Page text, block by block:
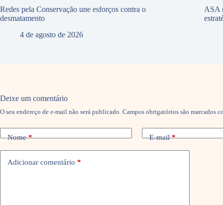
Redes pela Conservação une esforços contra o
desmatamento
4 de agosto de 2026
ASA
Deixe um comentário
O seu endereço de e-mail não será publicado. Campos obrigatórios são marcados
Nome* E-mail*
Adicionar comentário *